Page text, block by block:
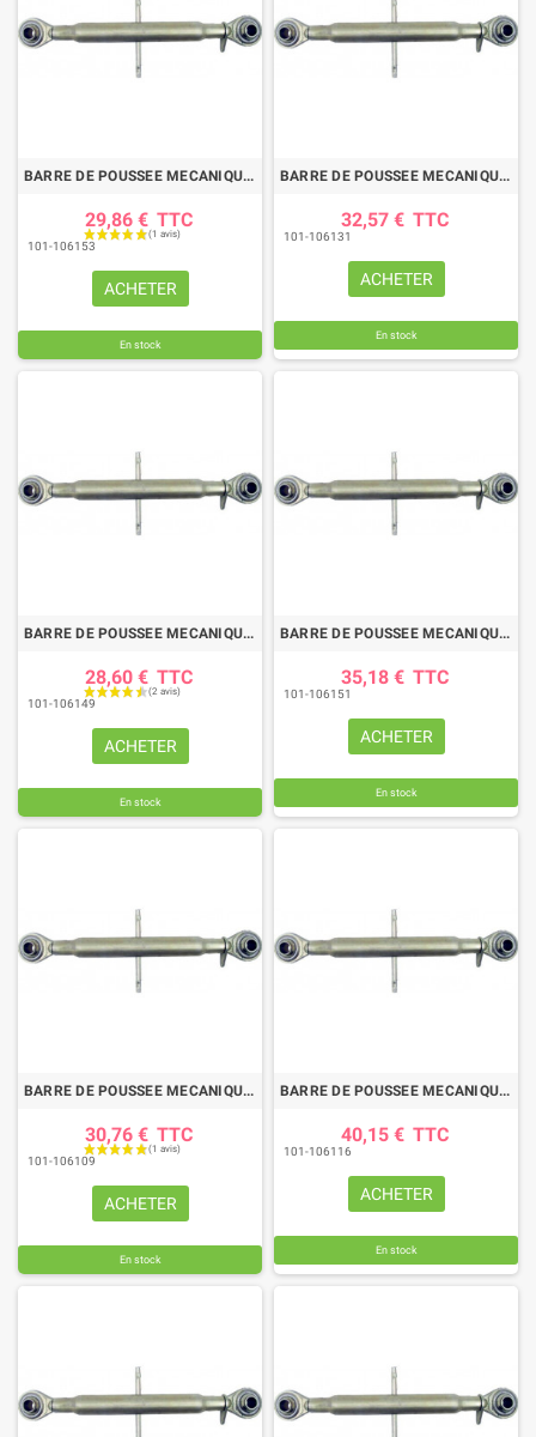
BARRE DE POUSSEE MECANIQUE ROTULE-ROTULE LG 500-730 CAT1
29,86 € TTC
101-106153
ACHETER
En stock
BARRE DE POUSSEE MECANIQUE ROTULE-ROTULE LG 520-750 CAT1
32,57 € TTC
101-106131
ACHETER
En stock
BARRE DE POUSSEE MECANIQUE ROTULE-ROTULE LG 580-790 CAT1
28,60 € TTC
101-106149
ACHETER
En stock
BARRE DE POUSSEE MECANIQUE ROTULE-ROTULE LG 620-850 CAT1
35,18 € TTC
101-106151
ACHETER
En stock
BARRE DE POUSSEE MECANIQUE ROTULE-ROTULE LG 330-450 CAT1
30,76 € TTC
101-106109
ACHETER
En stock
BARRE DE POUSSEE MECANIQUE ROTULE-ROTULE LG 340-460 CAT2
40,15 € TTC
101-106116
ACHETER
En stock